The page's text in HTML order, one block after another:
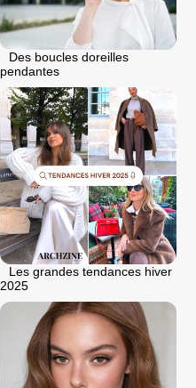
Des boucles doreilles
pendantes
Les grandes tendances hiver
2025